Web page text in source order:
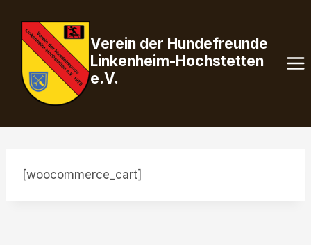
Inhalt
springen
Verein der Hundefreunde
Linkenheim-Hochstetten
e.V.
[woocommerce_cart]